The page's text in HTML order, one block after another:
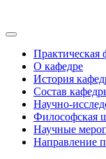
Практическая
О кафедре
История
Состав
Научно-
Философская
Научные
Направление